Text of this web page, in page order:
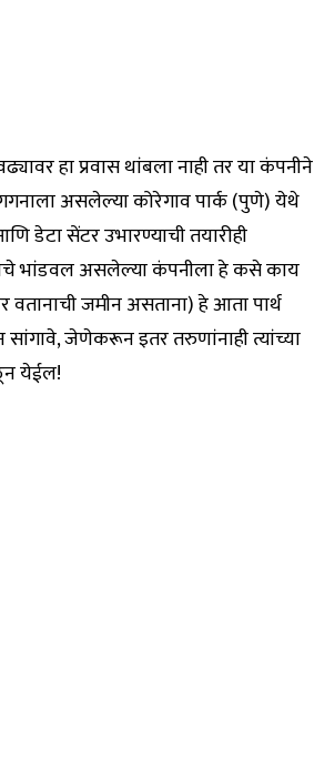
हा प्रवास थांबला नाही तर या कंपनीने
असलेल्या कोरेगाव पार्क (पुणे) येथे
डेटा सेंटर उभारण्याची तयारीही
भांडवल असलेल्या कंपनीला हे कसे काय
वतानाची जमीन असताना) हे आता पार्थ
सांगावे, जेणेकरून इतर तरुणांनाही त्यांच्या
येईल!